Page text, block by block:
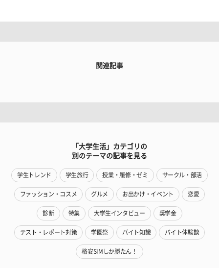
関連記事
「大学生活」カテゴリの
別のテーマの記事を見る
学生トレンド 学生旅行 授業・履修・ゼミ サークル・部活
ファッション・コスメ グルメ お出かけ・イベント 恋愛
診断 特集 大学生インタビュー 奨学金
テスト・レポート対策 学園祭 バイト知識 バイト体験談
格安SIMしか勝たん！